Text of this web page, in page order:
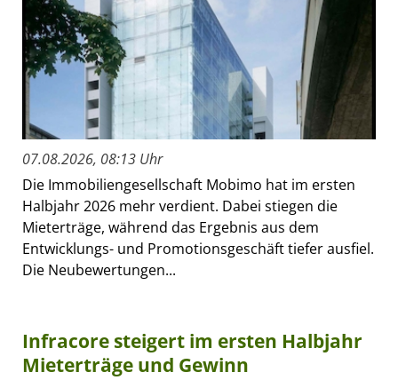
07.08.2026, 08:13 Uhr
Die Immobiliengesellschaft Mobimo hat im ersten
Halbjahr 2026 mehr verdient. Dabei stiegen die
Mieterträge, während das Ergebnis aus dem
Entwicklungs- und Promotionsgeschäft tiefer ausfiel.
Die Neubewertungen...
Infracore steigert im ersten Halbjahr
Mieterträge und Gewinn